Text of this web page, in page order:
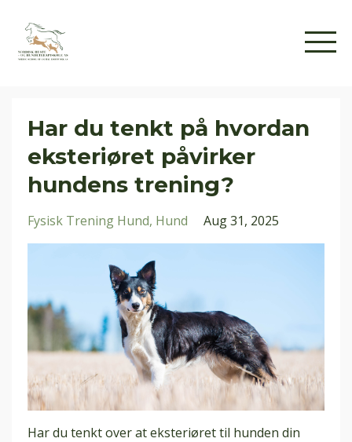
Har du tenkt på hvordan
eksteriøret påvirker
hundens trening?
Fysisk Trening Hund Hund Aug 31, 2025
Har du tenkt over at eksteriøret til hunden din